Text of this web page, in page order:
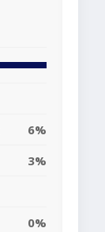
6%
3%
0%